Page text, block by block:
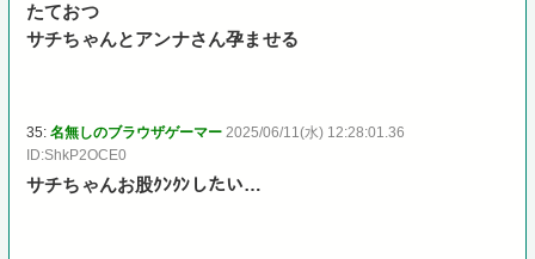
たておつ
サチちゃんとアンナさん孕ませる
35:名無しのブラウザゲーマー 2025/06/11(水) 12:28:01.36
ID:ShkP2OCE0
サチちゃんお股ｸﾝｸﾝしたい…